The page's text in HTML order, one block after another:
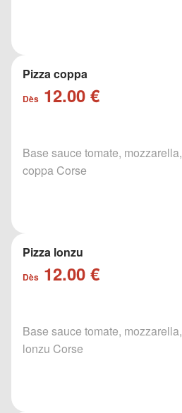
Pizza coppa
Dès 12.00 €
Base sauce tomate,
coppa Corse
Pizza lonzu
Dès 12.00 €
Base sauce tomate,
lonzu Corse